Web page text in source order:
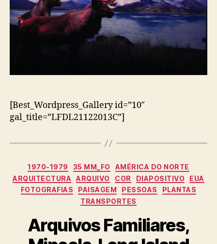
[Best_Wordpress_Gallery id=”10″
gal_title=”LFDL21122013C”]
Categorias
1970-1979 35 MM_FO
AMÉRICA DO NORTE
ARQUITECTURA
ARQUIVO COR DIAPOSITIVO
EUA
FOTOGRAFIAS
PAISAGEM PESSOAS
PLANTAS
TRANSPORTES
Arquivos Familiares,